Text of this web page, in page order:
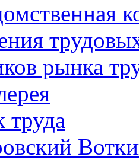
рынка
труда